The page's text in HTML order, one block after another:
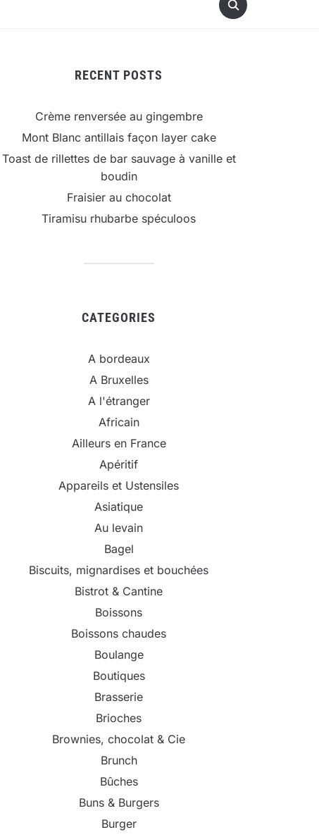
RECENT POSTS
Crème renversée au gingembre
Mont Blanc antillais façon layer cake
Toast de rillettes de bar sauvage à vanille et
boudin
Fraisier au chocolat
Tiramisu rhubarbe spéculoos
CATEGORIES
A bordeaux
A Bruxelles
A l'étranger
Africain
Ailleurs en France
Apéritif
Appareils et Ustensiles
Asiatique
Au levain
Bagel
Biscuits, mignardises et bouchées
Bistrot & Cantine
Boissons
Boissons chaudes
Boulange
Boutiques
Brasserie
Brioches
Brownies, chocolat & Cie
Brunch
Bûches
Buns & Burgers
Burger